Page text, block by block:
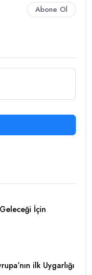
Abone Ol
İçin
ilk Uygarlığı